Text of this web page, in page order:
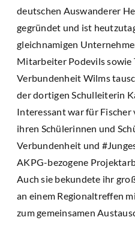
deutschen Auswanderer
gegründet und ist
gleichnamigen
Mitarbeiter Podevils sowie
Verbundenheit Wilms
der dortigen Schulleiterin
Interessant war für Fischer
ihren Schülerinnen und
Verbundenheit und
AKPG-bezogene
Auch sie bekundete ihr
an einem Regionaltreffen
zum gemeinsamen